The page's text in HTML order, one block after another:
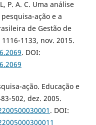
P. A. C. Uma análise
ação e a
de Gestão de
1133, nov. 2015.
. DOI:
ação. Educação e
502, dez. 2005.
. DOI: